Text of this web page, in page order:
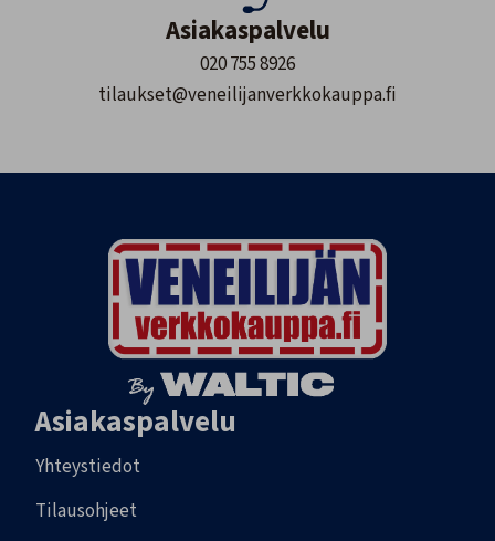
Asiakaspalvelu
020 755 8926
tilaukset@veneilijanverkkokauppa.fi
Asiakaspalvelu
Yhteystiedot
Tilausohjeet